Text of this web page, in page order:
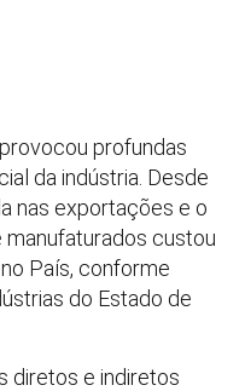
profundas
da indústria. Desde
nas exportações e o
custou
País, conforme
do Estado de
diretos e indiretos